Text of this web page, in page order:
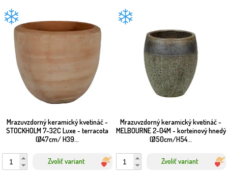
stabilné prostredie a pravidelné odvádzanie vlhkosti. V kombinácii s
plastovýmialebobetónovými kvetináčmivytvárajú vyvážený vizuálny
efekt vo vašej záhrade.
💡 Tip: Použite keramický kvetináč na pestovanie aromatických
byliniek ako bazalka či tymian priamo na kuchynskom okne alebo
terase.
📦 Produkty doručíme rýchlo a bezpečne – vlastnou dopravou alebo
Mrazuvzdorný keramický kvetináč -
STOCKHOLM 7-32C Luxe - terracota
(Ø47cm/ H39...
Zvoliť variant
Mrazuvzdorný keramický kvetináč -
MELBOURNE 2-04M - korteinový hnedý
(Ø50cm/H54...
Zvoliť variant